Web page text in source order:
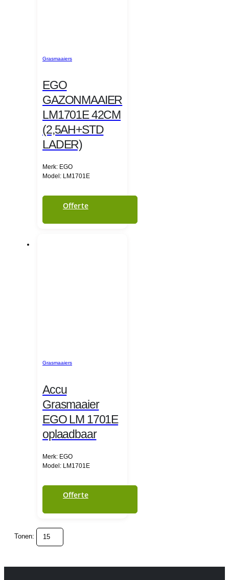
Grasmaaiers
EGO
GAZONMAAIER
LM1701E 42CM
(2,5AH+STD
LADER)
Merk: EGO
Model: LM1701E
Offerte
Grasmaaiers
Accu
Grasmaaier
EGO LM 1701E
oplaadbaar
Merk: EGO
Model: LM1701E
Offerte
Tonen: